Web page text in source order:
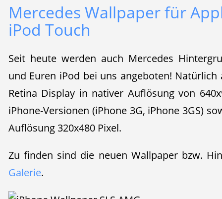
Mercedes Wallpaper für
iPod Touch
Seit heute werden auch Mercedes
und Euren iPod bei uns angeboten!
Retina Display in nativer Auflösung von
iPhone-Versionen (iPhone 3G, iPhone 3GS)
Auflösung 320x480 Pixel.
Zu finden sind die neuen Wallpaper bzw.
Galerie.